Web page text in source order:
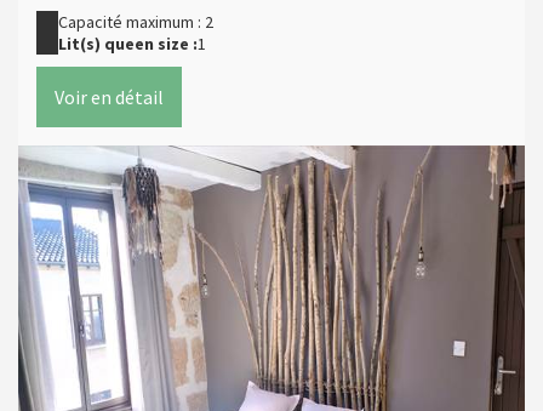
Capacité maximum : 2
Lit(s) queen size :1
Voir en détail